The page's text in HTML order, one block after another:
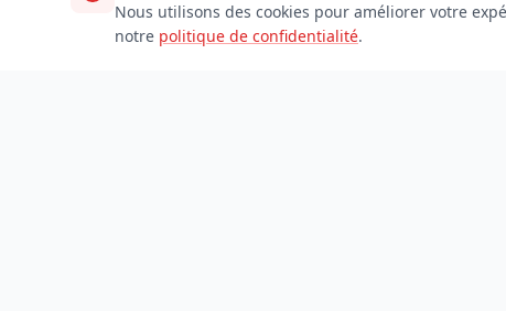
Nous utilisons des cookies pour améliorer votre
notre politique de confidentialité.